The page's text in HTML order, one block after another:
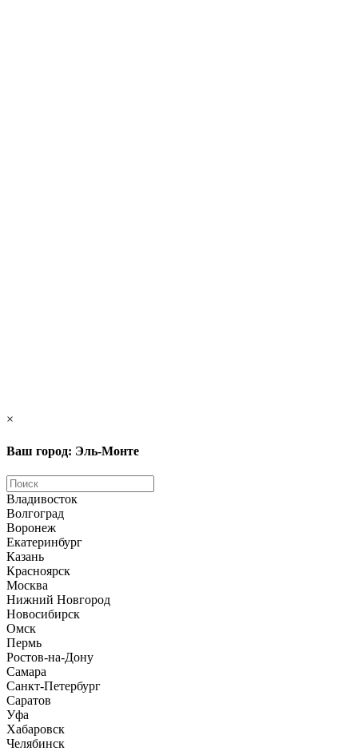
×
Ваш город: Эль-Монте
Владивосток
Волгоград
Воронеж
Екатеринбург
Казань
Красноярск
Москва
Нижний Новгород
Новосибирск
Омск
Пермь
Ростов-на-Дону
Самара
Санкт-Петербург
Саратов
Уфа
Хабаровск
Челябинск